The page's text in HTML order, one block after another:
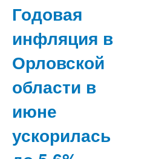
Годовая
инфляция в
Орловской
области в
июне
ускорилась